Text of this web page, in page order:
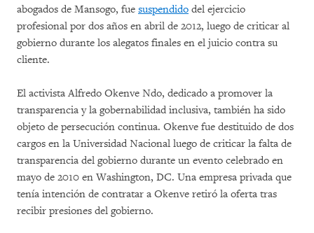
abogados de Mansogo, fue suspendido del ejercicio
profesional por dos años en abril de 2012, luego de criticar al
gobierno durante los alegatos finales en el juicio contra su
cliente.
El activista Alfredo Okenve Ndo, dedicado a promover la
transparencia y la gobernabilidad inclusiva, también ha sido
objeto de persecución continua. Okenve fue destituido de dos
cargos en la Universidad Nacional luego de criticar la falta de
transparencia del gobierno durante un evento celebrado en
mayo de 2010 en Washington, DC. Una empresa privada que
tenía intención de contratar a Okenve retiró la oferta tras
recibir presiones del gobierno.